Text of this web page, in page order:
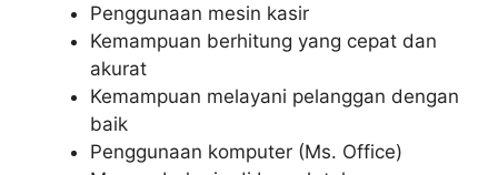
Penggunaan mesin kasir
Kemampuan berhitung yang cepat dan
akurat
Kemampuan melayani pelanggan dengan
baik
Penggunaan komputer (Ms. Office)